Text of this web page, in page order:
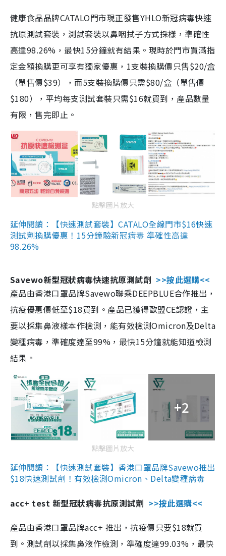
健康食品品牌CATALO門市現正發售YHLO新冠病毒快速
抗原測試套裝，測試套裝以鼻咽拭子方式採樣，準確性
高達98.26%，最快15分鐘就有結果。現時於門市買滿指
定金額換購更可享有獨家優惠，1支裝換購價只售$20/盒
（單售價$39），而5支裝換購價只需$80/盒（單售價
$180），平均每支測試套裝只需$16就買到，產品數量
有限，售完即止。
點擊圖片放大
延伸閱讀：【快速測試套裝】CATALO全線門市$16快速
測試劑換購優惠！15分鐘驗新冠病毒 準確性高達
98.26%
Savewo新型冠狀病毒快速抗原測試劑 >>按此選購<<
產品由香港口罩品牌Savewo聯乘DEEPBLUE合作推出，
抗疫優惠價低至$18買到。產品已獲得歐盟CE認證，主
要以採集鼻液樣本作檢測，能有效檢測Omicron及Delta
變種病毒，準確度達至99%，最快15分鐘就能知道檢測
結果。
+2
點擊圖片放大
延伸閱讀：【快速測試套裝】香港口罩品牌Savewo推出
$18快速測試劑！有效檢測Omicron、Delta變種病毒
acc+ test 新型冠狀病毒抗原測試劑 >>按此選購<<
產品由香港口罩品牌acc+ 推出，抗疫價只要$18就買
到。測試劑以採集鼻液作檢測，準確度達99.03%，最快